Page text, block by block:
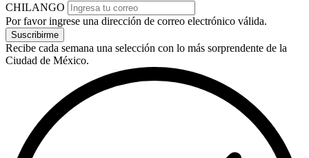
CHILANGO
Por favor ingrese una dirección de correo electrónico válida.
Suscribirme
Recibe cada semana una selección con lo más sorprendente de la
Ciudad de México.